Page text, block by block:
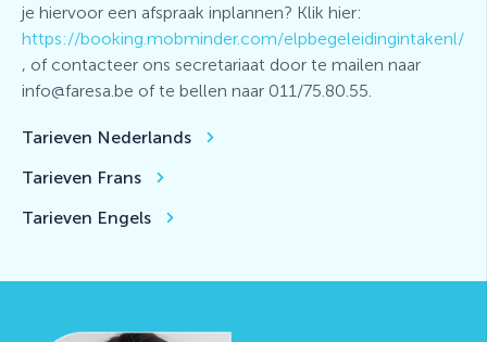
je hiervoor een afspraak inplannen? Klik hier:
https://booking.mobminder.com/elpbegeleidingintakenl/
, of contacteer ons secretariaat door te mailen naar
info@faresa.be of te bellen naar 011/75.80.55.
Tarieven Nederlands
Tarieven Frans
Tarieven Engels